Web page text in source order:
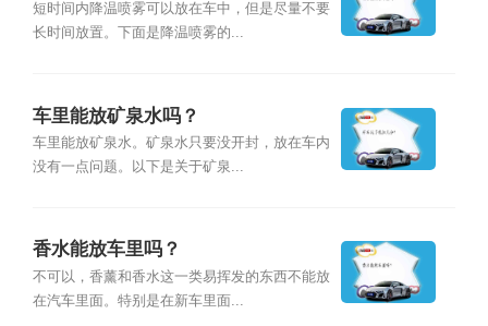
短时间内降温喷雾可以放在车中，但是尽量不要
长时间放置。下面是降温喷雾的...
车里能放矿泉水吗？
车里能放矿泉水。矿泉水只要没开封，放在车内
没有一点问题。以下是关于矿泉...
香水能放车里吗？
不可以，香薰和香水这一类易挥发的东西不能放
在汽车里面。特别是在新车里面...